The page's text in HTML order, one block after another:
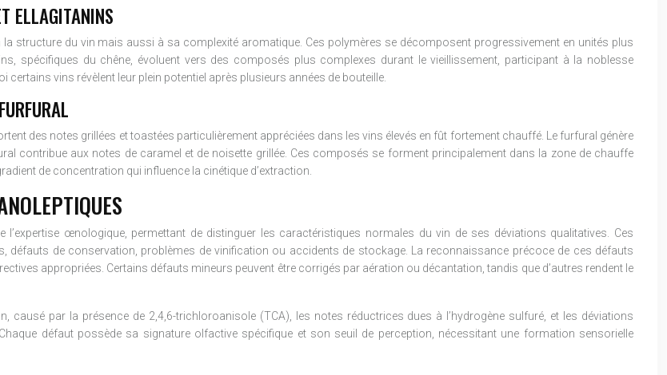
ELLAGITANINS
structure du vin mais aussi à sa complexité aromatique. Ces polymères se décomposent progressivement en unités plus
spécifiques du chêne, évoluent vers des composés plus complexes durant le vieillissement, participant à la noblesse
vins révèlent leur plein potentiel après plusieurs années de bouteille.
des notes grillées et toastées particulièrement appréciées dans les vins élevés en fût fortement chauffé. Le furfural génère
contribue aux notes de caramel et de noisette grillée. Ces composés se forment principalement dans la zone de chauffe
de concentration qui influence la cinétique d’extraction.
l’expertise œnologique, permettant de distinguer les caractéristiques normales du vin de ses déviations qualitatives. Ces
de conservation, problèmes de vinification ou accidents de stockage. La reconnaissance précoce de ces défauts
appropriées. Certains défauts mineurs peuvent être corrigés par aération ou décantation, tandis que d’autres rendent le
causé par la présence de 2,4,6-trichloroanisole (TCA), les notes réductrices dues à l’hydrogène sulfuré, et les déviations
défaut possède sa signature olfactive spécifique et son seuil de perception, nécessitant une formation sensorielle